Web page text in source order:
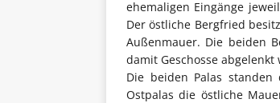
ehemaligen Eingänge
Der östliche Bergfried
Außenmauer. Die beiden
damit Geschosse
Die beiden Palas
Ostpalas die östliche